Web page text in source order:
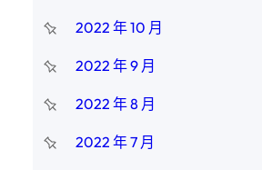
2022 年 10 月
2022 年 9 月
2022 年 8 月
2022 年 7 月